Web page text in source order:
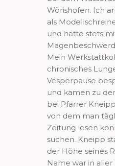
Wörishofen. Ich
als
und hatte stets
Mein
chronisches
Vesperpause
und kamen zu
bei Pfarrer
von dem man
Zeitung lesen
suchen. Kneipp
der Höhe seines
Name war in aller